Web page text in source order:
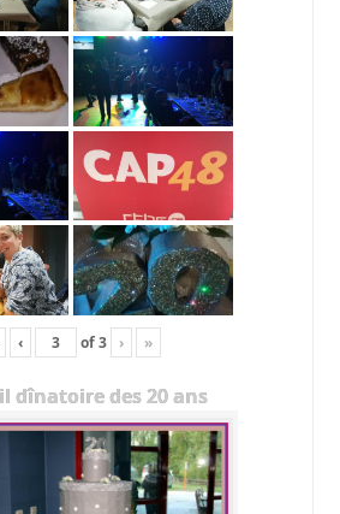
‹ of3 › »
dînatoire des 20 ans